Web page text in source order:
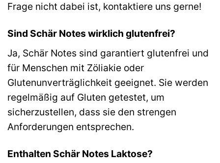
Frage nicht dabei ist, kontaktiere uns gerne!
Sind Schär Notes wirklich glutenfrei?
Ja, Schär Notes sind garantiert glutenfrei und
für Menschen mit Zöliakie oder
Glutenunverträglichkeit geeignet. Sie werden
regelmäßig auf Gluten getestet, um
sicherzustellen, dass sie den strengen
Anforderungen entsprechen.
Enthalten Schär Notes Laktose?